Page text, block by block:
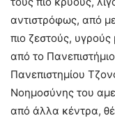
αντιστρόφως, από
πιο ζεστούς, υγρούς
από το
Πανεπιστημίου
Νοημοσύνης του
από άλλα κέντρα,